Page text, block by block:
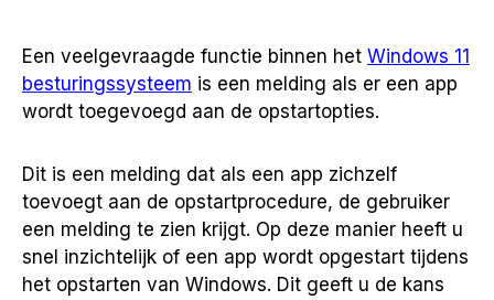
Een veelgevraagde functie binnen het Windows 11
besturingssysteem is een melding als er een app
wordt toegevoegd aan de opstartopties.
Dit is een melding dat als een app zichzelf
toevoegt aan de opstartprocedure, de gebruiker
een melding te zien krijgt. Op deze manier heeft u
snel inzichtelijk of een app wordt opgestart tijdens
het opstarten van Windows. Dit geeft u de kans